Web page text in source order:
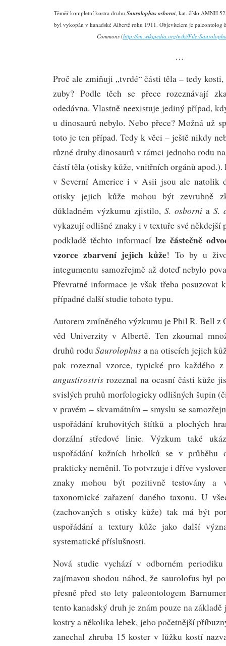
Téměř kompletní kostra druhu Saurolophus osborni, kat. číslo AMNH
byl vykopán v kanadské Albertě roku 1911. Objevitelem je
Commons (http://en.wikipedia.org/wiki/
…
Proč ale zmiňuji „tvrdé“ části těla – tedy
zuby? Podle těch se přece rozeznávají
odedávna. Vlastně neexistuje jediný případ,
u dinosaurů nebylo. Nebo přece? Možná už
toto je ten případ. Tedy k věci – ještě nikdy
různé druhy dinosaurů v rámci jednoho rodu
částí těla (otisky kůže, vnitřních orgánů
v Severní Americe i v Asii jsou ale natolik
otisky jejich kůže mohou být zevrubně
důkladném výzkumu zjistilo, S. osborni a S.
vykazují odlišné znaky i v textuře své někdejší
podkladě těchto informací lze částečně
vzorce zbarvení jejich kůže! To by u
integumentu samozřejmě až doteď nebylo
Převratné informace je však třeba posuzovat
případné další studie tohoto typu.
Autorem zmíněného výzkumu je Phil R. Bell z
věd Univerzity v Albertě. Ten zkoumal
druhů roduSaurolophus a na otiscích jejich
pak rozeznal vzorce, typické pro každého
angustirostris rozeznal na ocasní části kůže
svislých pruhů morfologicky odlišných šupin
v pravém – skvamátním – smyslu se
uspořádání kruhovitých štítků a plochých
dorzální středové linie. Výzkum také
uspořádání kožních hrbolků se v průběhu
prakticky neměnil. To potvrzuje i dříve
znaky mohou být pozitivně testovány a
taxonomické zařazení daného taxonu. U
(zachovaných s otisky kůže) tak má být
uspořádání a textury kůže jako další
systematické příslušnosti.
Nová studie vychází v odborném
zajímavou shodou náhod, že saurolofus byl
přesně před sto lety paleontologem
tento kanadský druh je znám pouze na
kostry a několika lebek, jeho početnější
zanechal zhruba 15 koster v lůžku kostí